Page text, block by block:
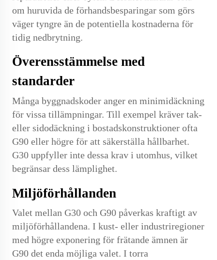
om huruvida de förhandsbesparingar som görs
väger tyngre än de potentiella kostnaderna för
tidig nedbrytning.
Överensstämmelse med
standarder
Många byggnadskoder anger en minimidäckning
för vissa tillämpningar. Till exempel kräver tak-
eller sidodäckning i bostadskonstruktioner ofta
G90 eller högre för att säkerställa hållbarhet.
G30 uppfyller inte dessa krav i utomhus, vilket
begränsar dess lämplighet.
Miljöförhållanden
Valet mellan G30 och G90 påverkas kraftigt av
miljöförhållandena. I kust- eller industriregioner
med högre exponering för frätande ämnen är
G90 det enda möjliga valet. I torra